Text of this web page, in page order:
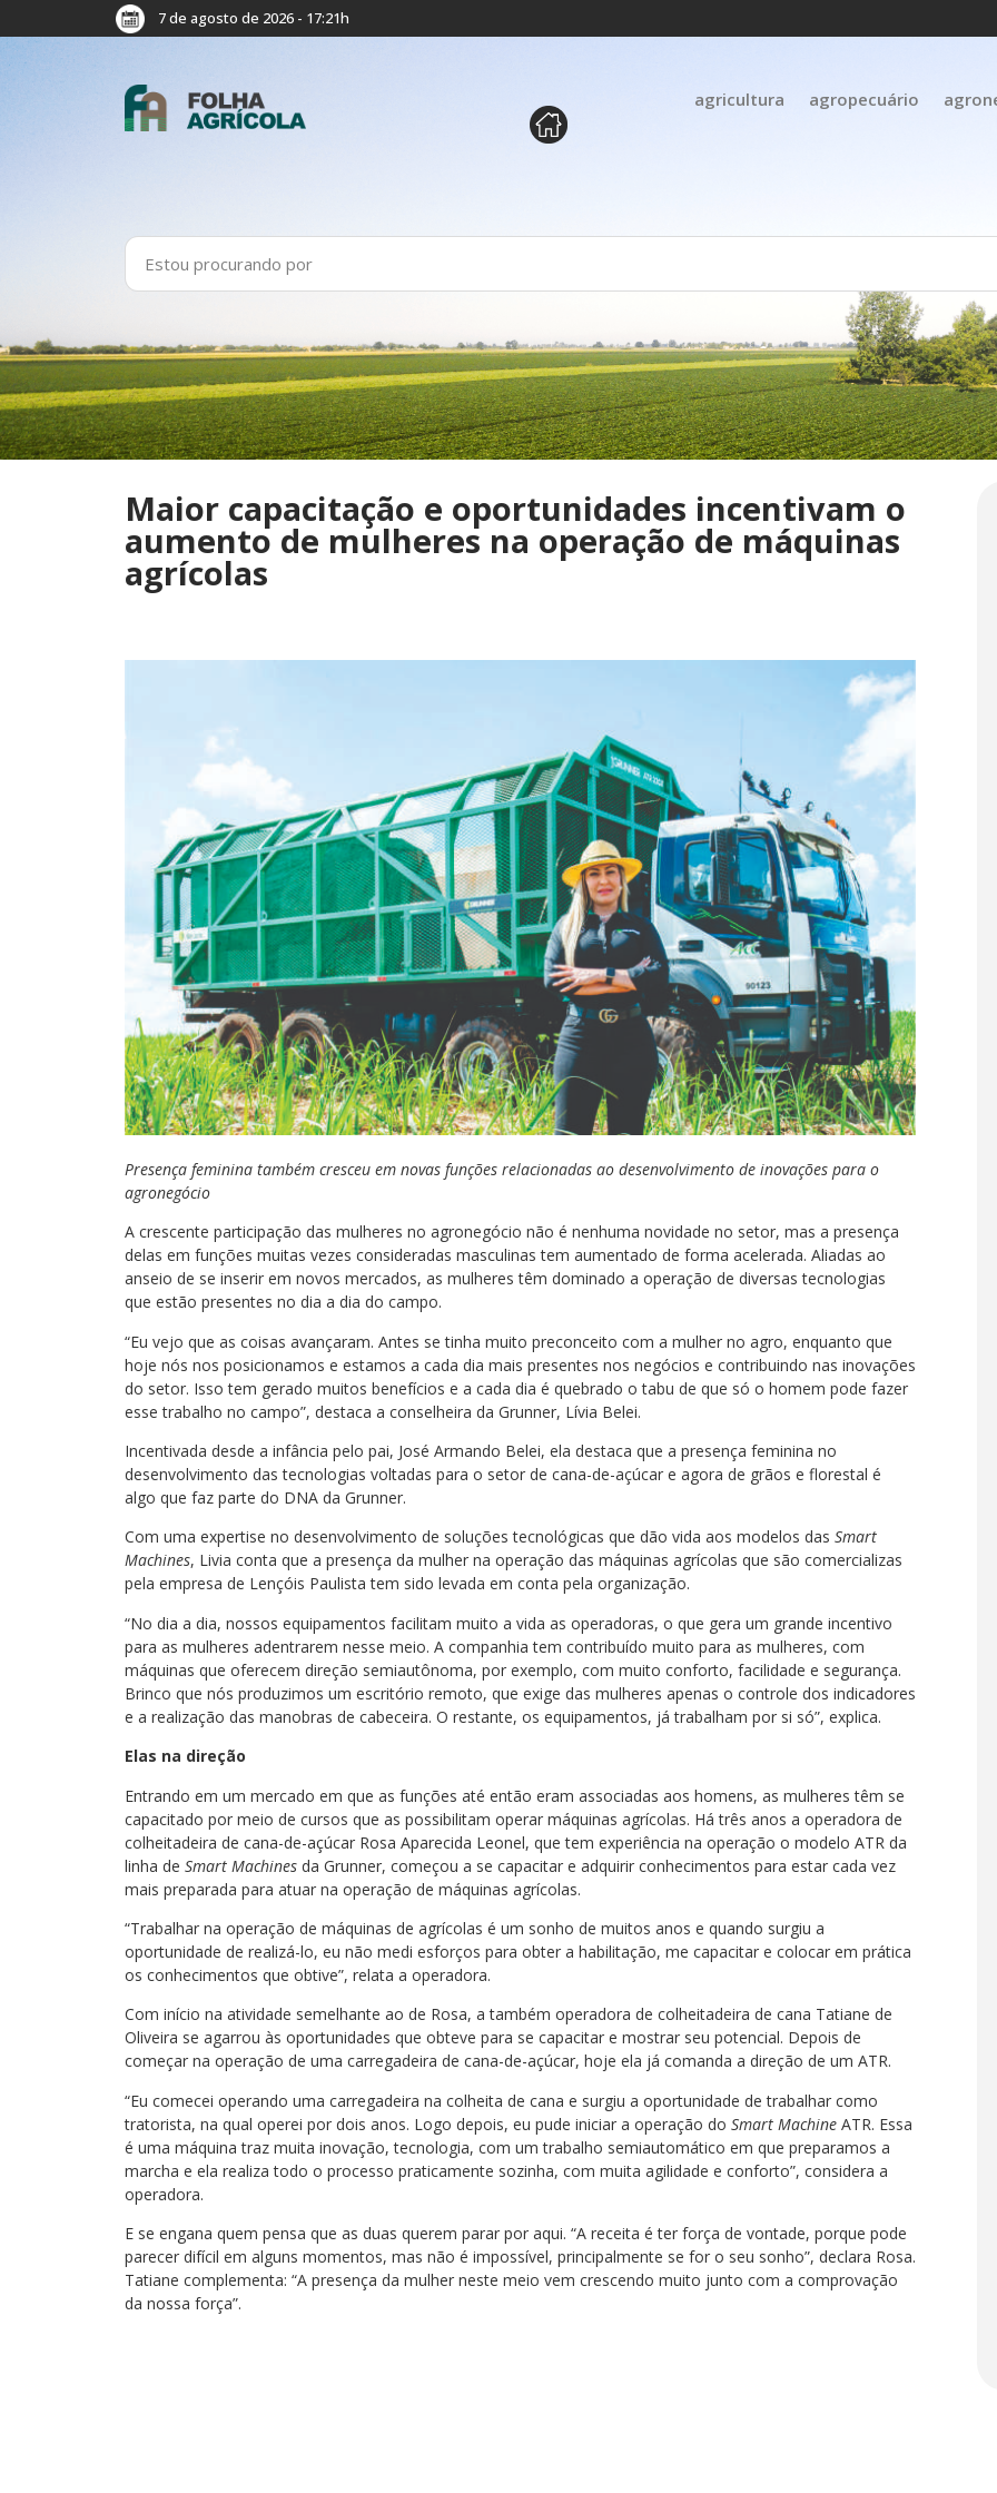
7 de agosto de 2026 - 17:21h
agricultura agropecuário
Maior capacitação e oportunidades incentivam o
aumento de mulheres na operação de máquinas
agrícolas
Presença feminina também cresceu em novas funções relacionadas ao desenvolvimento de inovações para o
agronegócio
A crescente participação das mulheres no agronegócio não é nenhuma novidade no setor, mas a presença
delas em funções muitas vezes consideradas masculinas tem aumentado de forma acelerada. Aliadas ao
anseio de se inserir em novos mercados, as mulheres têm dominado a operação de diversas tecnologias
que estão presentes no dia a dia do campo.
“Eu vejo que as coisas avançaram. Antes se tinha muito preconceito com a mulher no agro, enquanto que
hoje nós nos posicionamos e estamos a cada dia mais presentes nos negócios e contribuindo nas inovações
do setor. Isso tem gerado muitos benefícios e a cada dia é quebrado o tabu de que só o homem pode fazer
esse trabalho no campo”, destaca a conselheira da Grunner, Lívia Belei.
Incentivada desde a infância pelo pai, José Armando Belei, ela destaca que a presença feminina no
desenvolvimento das tecnologias voltadas para o setor de cana-de-açúcar e agora de grãos e florestal é
algo que faz parte do DNA da Grunner.
Com uma expertise no desenvolvimento de soluções tecnológicas que dão vida aos modelos das Smart
Machines, Livia conta que a presença da mulher na operação das máquinas agrícolas que são comercializas
pela empresa de Lençóis Paulista tem sido levada em conta pela organização.
“No dia a dia, nossos equipamentos facilitam muito a vida as operadoras, o que gera um grande incentivo
para as mulheres adentrarem nesse meio. A companhia tem contribuído muito para as mulheres, com
máquinas que oferecem direção semiautônoma, por exemplo, com muito conforto, facilidade e segurança.
Brinco que nós produzimos um escritório remoto, que exige das mulheres apenas o controle dos indicadores
e a realização das manobras de cabeceira. O restante, os equipamentos, já trabalham por si só”, explica.
Elas na direção
Entrando em um mercado em que as funções até então eram associadas aos homens, as mulheres têm se
capacitado por meio de cursos que as possibilitam operar máquinas agrícolas. Há três anos a operadora de
colheitadeira de cana-de-açúcar Rosa Aparecida Leonel, que tem experiência na operação o modelo ATR da
linha de Smart Machines da Grunner, começou a se capacitar e adquirir conhecimentos para estar cada vez
mais preparada para atuar na operação de máquinas agrícolas.
“Trabalhar na operação de máquinas de agrícolas é um sonho de muitos anos e quando surgiu a
oportunidade de realizá-lo, eu não medi esforços para obter a habilitação, me capacitar e colocar em prática
os conhecimentos que obtive”, relata a operadora.
Com início na atividade semelhante ao de Rosa, a também operadora de colheitadeira de cana Tatiane de
Oliveira se agarrou às oportunidades que obteve para se capacitar e mostrar seu potencial. Depois de
começar na operação de uma carregadeira de cana-de-açúcar, hoje ela já comanda a direção de um ATR.
“Eu comecei operando uma carregadeira na colheita de cana e surgiu a oportunidade de trabalhar como
tratorista, na qual operei por dois anos. Logo depois, eu pude iniciar a operação do Smart Machine ATR. Essa
é uma máquina traz muita inovação, tecnologia, com um trabalho semiautomático em que preparamos a
marcha e ela realiza todo o processo praticamente sozinha, com muita agilidade e conforto”, considera a
operadora.
E se engana quem pensa que as duas querem parar por aqui. “A receita é ter força de vontade, porque pode
parecer difícil em alguns momentos, mas não é impossível, principalmente se for o seu sonho”, declara Rosa.
Tatiane complementa: “A presença da mulher neste meio vem crescendo muito junto com a comprovação
da nossa força”.